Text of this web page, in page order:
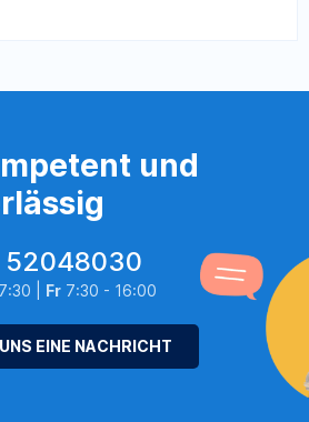
und
52048030
| Fr7:30 - 16:00
EINE NACHRICHT